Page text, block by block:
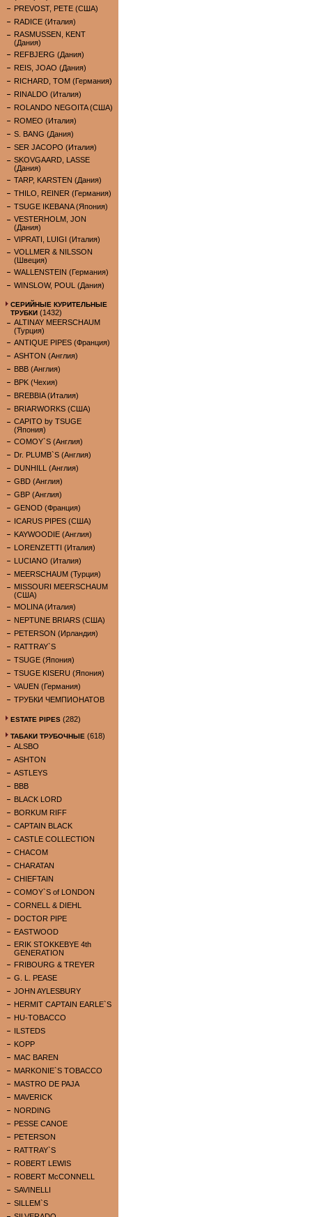
PREVOST, PETE (США)
RADICE (Италия)
RASMUSSEN, KENT
(Дания)
REFBJERG (Дания)
REIS, JOAO (Дания)
RICHARD, TOM (Германия)
RINALDO (Италия)
ROLANDO NEGOITA (США)
ROMEO (Италия)
S. BANG (Дания)
SER JACOPO (Италия)
SKOVGAARD, LASSE
(Дания)
TARP, KARSTEN (Дания)
THILO, REINER (Германия)
TSUGE IKEBANA (Япония)
VESTERHOLM, JON
(Дания)
VIPRATI, LUIGI (Италия)
VOLLMER & NILSSON
(Швеция)
WALLENSTEIN (Германия)
WINSLOW, POUL (Дания)
СЕРИЙНЫЕ КУРИТЕЛЬНЫЕ
ТРУБКИ (1432)
ALTINAY MEERSCHAUM
(Турция)
ANTIQUE PIPES (Франция)
ASHTON (Англия)
BBB (Англия)
BPK (Чехия)
BREBBIA (Италия)
BRIARWORKS (США)
CAPITO by TSUGE
(Япония)
COMOY`S (Англия)
Dr. PLUMB`S (Англия)
DUNHILL (Англия)
GBD (Англия)
GBP (Англия)
GENOD (Франция)
ICARUS PIPES (США)
KAYWOODIE (Англия)
LORENZETTI (Италия)
LUCIANO (Италия)
MEERSCHAUM (Турция)
MISSOURI MEERSCHAUM
(США)
MOLINA (Италия)
NEPTUNE BRIARS (США)
PETERSON (Ирландия)
RATTRAY`S
TSUGE (Япония)
TSUGE KISERU (Япония)
VAUEN (Германия)
ТРУБКИ ЧЕМПИОНАТОВ
ESTATE PIPES (282)
ТАБАКИ ТРУБОЧНЫЕ (618)
ALSBO
ASHTON
ASTLEYS
BBB
BLACK LORD
BORKUM RIFF
CAPTAIN BLACK
CASTLE COLLECTION
CHACOM
CHARATAN
CHIEFTAIN
COMOY`S of LONDON
CORNELL & DIEHL
DOCTOR PIPE
EASTWOOD
ERIK STOKKEBYE 4th
GENERATION
FRIBOURG & TREYER
G. L. PEASE
JOHN AYLESBURY
HERMIT CAPTAIN EARLE`S
HU-TOBACCO
ILSTEDS
KOPP
MAC BAREN
MARKONIE`S TOBACCO
MASTRO DE PAJA
MAVERICK
NORDING
PESSE CANOE
PETERSON
RATTRAY`S
ROBERT LEWIS
ROBERT McCONNELL
SAVINELLI
SILLEM`S